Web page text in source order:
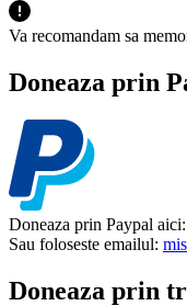
Va recomandam sa
Doneaza prin
Doneaza prin Paypal aici:
Sau foloseste emailul:
Doneaza prin